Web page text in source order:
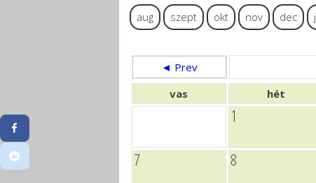
aug szept okt nov dec
◄ Prev
vas
hét
1
7 8